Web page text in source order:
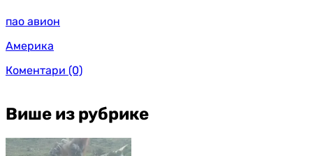
пао авион
Америка
Коментари (0)
Више из рубрике